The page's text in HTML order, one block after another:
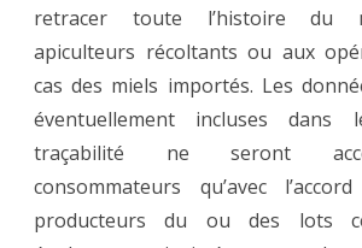
retracer toute l’histoire du
apiculteurs récoltants ou aux
cas des miels importés. Les
éventuellement incluses dans
traçabilité ne seront
consommateurs qu’avec
producteurs du ou des lots